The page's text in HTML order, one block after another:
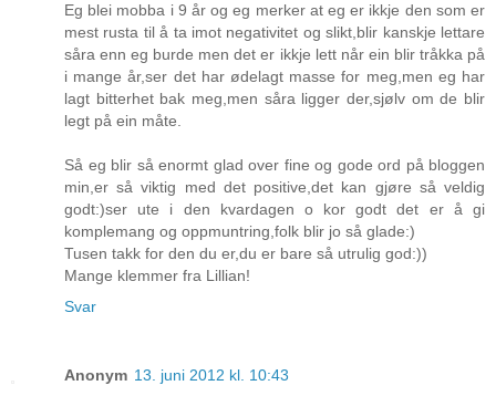
Eg blei mobba i 9 år og eg merker at eg er ikkje den som er
mest rusta til å ta imot negativitet og slikt,blir kanskje lettare
såra enn eg burde men det er ikkje lett når ein blir tråkka på
i mange år,ser det har ødelagt masse for meg,men eg har
lagt bitterhet bak meg,men såra ligger der,sjølv om de blir
legt på ein måte.
Så eg blir så enormt glad over fine og gode ord på bloggen
min,er så viktig med det positive,det kan gjøre så veldig
godt:)ser ute i den kvardagen o kor godt det er å gi
komplemang og oppmuntring,folk blir jo så glade:)
Tusen takk for den du er,du er bare så utrulig god:))
Mange klemmer fra Lillian!
Svar
Anonym 13. juni 2012 kl. 10:43